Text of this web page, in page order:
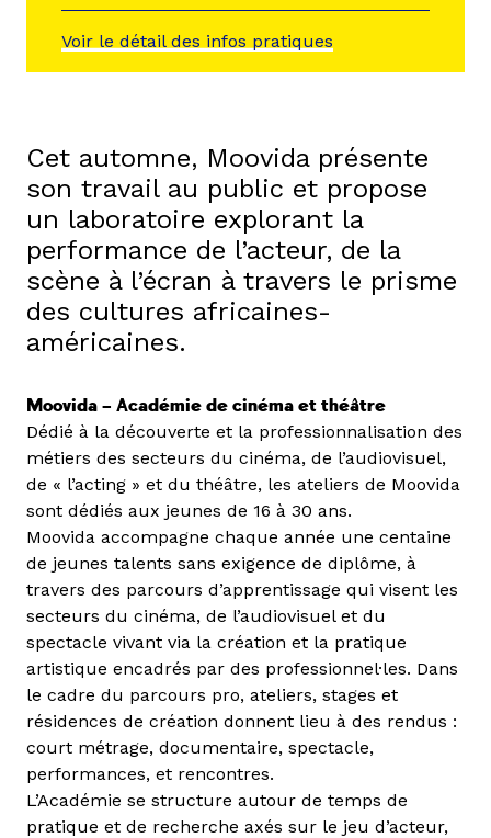
Voir le détail des infos pratiques
Cet automne, Moovida présente
son travail au public et propose
un laboratoire explorant la
performance de l’acteur, de la
scène à l’écran à travers le prisme
des cultures africaines-
américaines.
Moovida – Académie de cinéma et théâtre
Dédié à la découverte et la professionnalisation des
métiers des secteurs du cinéma, de l’audiovisuel,
de « l’acting » et du théâtre, les ateliers de Moovida
sont dédiés aux jeunes de 16 à 30 ans.
Moovida accompagne chaque année une centaine
de jeunes talents sans exigence de diplôme, à
travers des parcours d’apprentissage qui visent les
secteurs du cinéma, de l’audiovisuel et du
spectacle vivant via la création et la pratique
artistique encadrés par des professionnel·les. Dans
le cadre du parcours pro, ateliers, stages et
résidences de création donnent lieu à des rendus :
court métrage, documentaire, spectacle,
performances, et rencontres.
L’Académie se structure autour de temps de
pratique et de recherche axés sur le jeu d’acteur,